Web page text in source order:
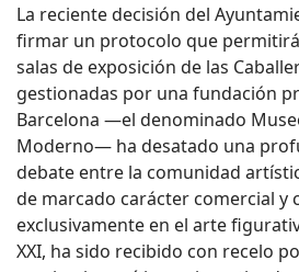
La reciente decisión del
firmar un protocolo que
salas de exposición de las
gestionadas por una fundación
Barcelona —el denominado
Moderno— ha desatado una
debate entre la comunidad
de marcado carácter comercial y
exclusivamente en el arte
XXI, ha sido recibido con recelo